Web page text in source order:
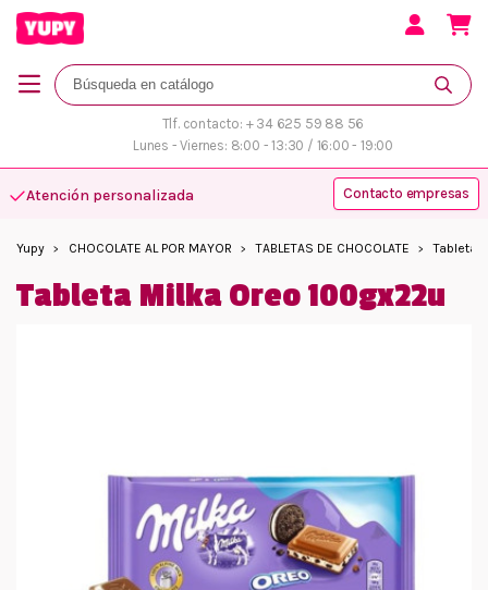
Tlf. contacto: + 34 625 59 88 56
Lunes - Viernes: 8:00 - 13:30 / 16:00 - 19:00
Atención personalizada Contacto empresas
Yupy CHOCOLATE AL POR MAYOR TABLETAS DE CHOCOLATE Tableta
Tableta Milka Oreo 100gx22u